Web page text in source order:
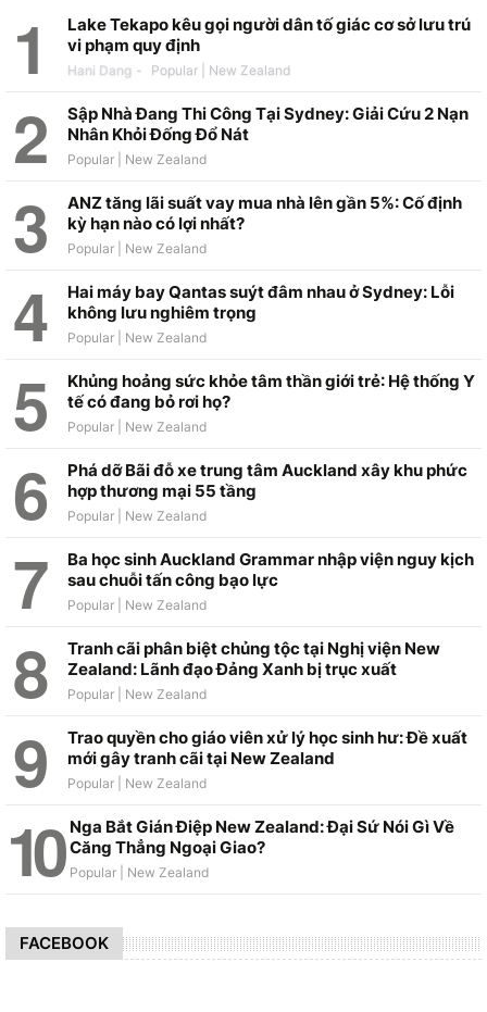
Lake Tekapo kêu gọi người dân tố giác cơ sở lưu trú
vi phạm quy định
Hani Dang -
Sập Nhà Đang Thi Công Tại Sydney: Giải Cứu 2 Nạn
Nhân Khỏi Đống Đổ Nát
ANZ tăng lãi suất vay mua nhà lên gần 5%: Cố định
kỳ hạn nào có lợi nhất?
Hai máy bay Qantas suýt đâm nhau ở Sydney: Lỗi
không lưu nghiêm trọng
Khủng hoảng sức khỏe tâm thần giới trẻ: Hệ thống Y
tế có đang bỏ rơi họ?
Phá dỡ Bãi đỗ xe trung tâm Auckland xây khu phức
hợp thương mại 55 tầng
Ba học sinh Auckland Grammar nhập viện nguy kịch
sau chuỗi tấn công bạo lực
Tranh cãi phân biệt chủng tộc tại Nghị viện New
Zealand: Lãnh đạo Đảng Xanh bị trục xuất
Trao quyền cho giáo viên xử lý học sinh hư: Đề xuất
mới gây tranh cãi tại New Zealand
Nga Bắt Gián Điệp New Zealand: Đại Sứ Nói Gì Về
Căng Thẳng Ngoại Giao?
FACEBOOK